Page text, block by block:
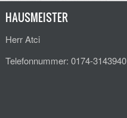
HAUSMEISTER
Herr Atci
Telefonnummer: 0174-3143940